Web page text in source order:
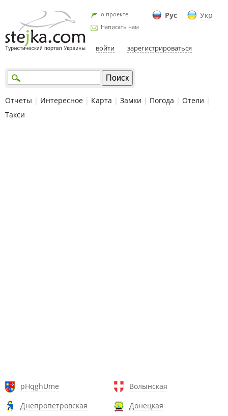
Рус Укр
о проекте
Написать нам
войти зарегистрироваться
Отчеты | Интересное | Карта | Замки | Погода | Отели |
Такси
pHqghUme
Волынская
Днепропетровская
Донецкая